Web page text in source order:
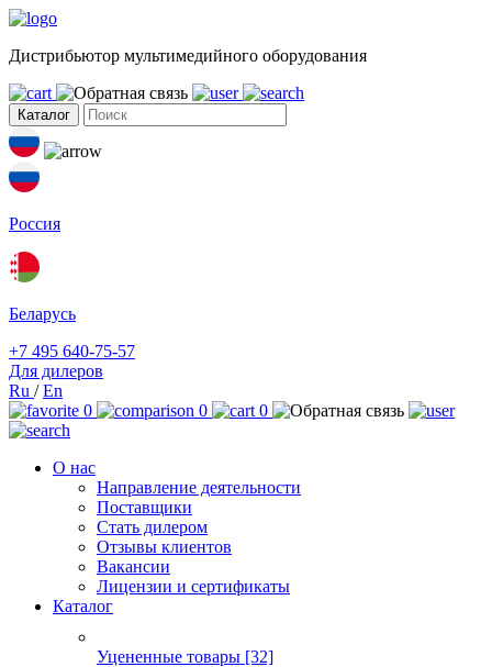
Дистрибьютор мультимедийного оборудования
Каталог
Россия
Беларусь
+7 495 640-75-57
Для дилеров
Ru /En
0
0 0
О нас
Направление деятельности
Поставщики
Стать дилером
Отзывы клиентов
Вакансии
Лицензии и сертификаты
Каталог
Уцененные товары [32]